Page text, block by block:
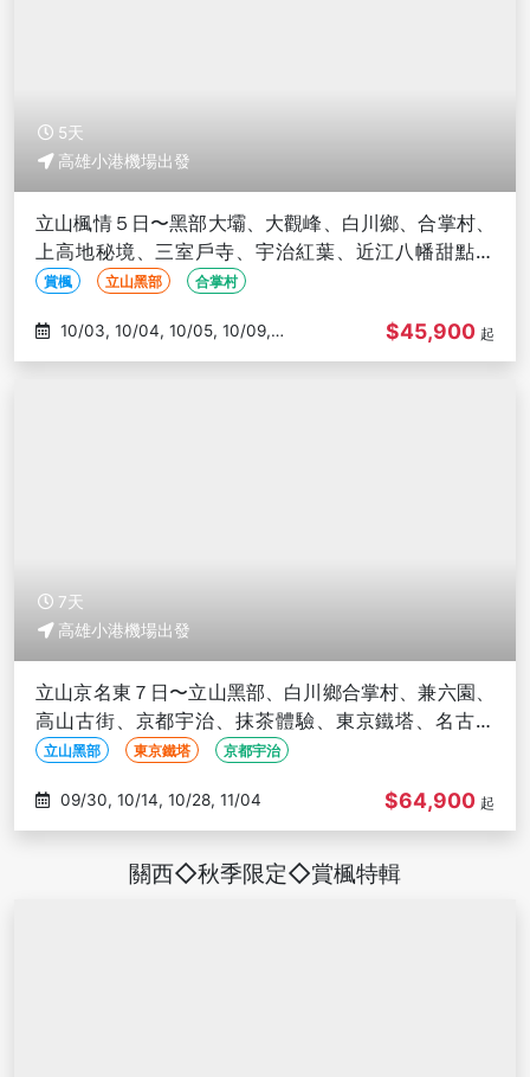
5天
高雄小港機場出發
立山楓情５日〜黑部大壩、大觀峰、白川鄉、合掌村、
上高地秘境、三室戶寺、宇治紅葉、近江八幡甜點小
屋-高雄出發
賞楓 立山黑部 合掌村
10/19
$45,900 起
7天
高雄小港機場出發
立山京名東７日〜立山黑部、白川鄉合掌村、兼六園、
高山古街、京都宇治、抹茶體驗、東京鐵塔、名古屋
城、銀座金魚館-高雄出發
立山黑部 東京鐵塔 京都宇治
09/30, 10/14, 10/28, 11/04 $64,900 起
關西◇秋季限定◇賞楓特輯